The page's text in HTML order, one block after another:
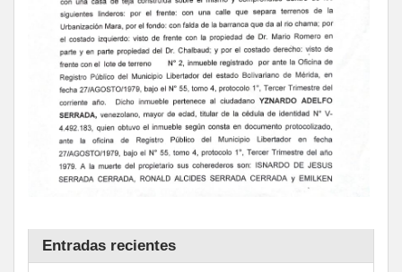
Entradas recientes